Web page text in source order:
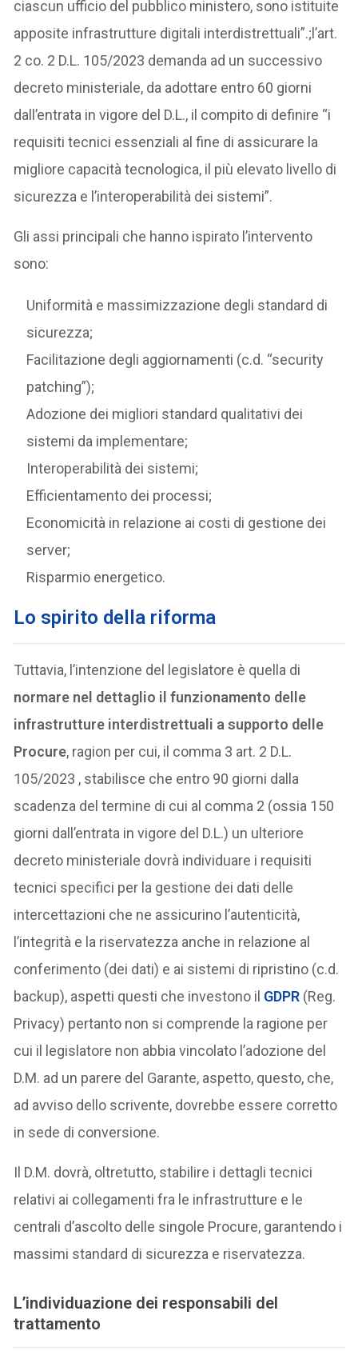
ciascun ufficio del pubblico ministero, sono istituite
apposite infrastrutture digitali interdistrettuali”.;l’art.
2 co. 2 D.L. 105/2023 demanda ad un successivo
decreto ministeriale, da adottare entro 60 giorni
dall’entrata in vigore del D.L., il compito di definire “i
requisiti tecnici essenziali al fine di assicurare la
migliore capacità tecnologica, il più elevato livello di
sicurezza e l’interoperabilità dei sistemi”.
Gli assi principali che hanno ispirato l’intervento
sono:
Uniformità e massimizzazione degli standard di
sicurezza;
Facilitazione degli aggiornamenti (c.d. “security
patching”);
Adozione dei migliori standard qualitativi dei
sistemi da implementare;
Interoperabilità dei sistemi;
Efficientamento dei processi;
Economicità in relazione ai costi di gestione dei
server;
Risparmio energetico.
Lo spirito della riforma
Tuttavia, l’intenzione del legislatore è quella di
normare nel dettaglio il funzionamento delle
infrastrutture interdistrettuali a supporto delle
Procure, ragion per cui, il comma 3 art. 2 D.L.
105/2023 , stabilisce che entro 90 giorni dalla
scadenza del termine di cui al comma 2 (ossia 150
giorni dall’entrata in vigore del D.L.) un ulteriore
decreto ministeriale dovrà individuare i requisiti
tecnici specifici per la gestione dei dati delle
intercettazioni che ne assicurino l’autenticità,
l’integrità e la riservatezza anche in relazione al
conferimento (dei dati) e ai sistemi di ripristino (c.d.
backup), aspetti questi che investono il GDPR (Reg.
Privacy) pertanto non si comprende la ragione per
cui il legislatore non abbia vincolato l’adozione del
D.M. ad un parere del Garante, aspetto, questo, che,
ad avviso dello scrivente, dovrebbe essere corretto
in sede di conversione.
Il D.M. dovrà, oltretutto, stabilire i dettagli tecnici
relativi ai collegamenti fra le infrastrutture e le
centrali d’ascolto delle singole Procure, garantendo i
massimi standard di sicurezza e riservatezza.
L’individuazione dei responsabili del
trattamento